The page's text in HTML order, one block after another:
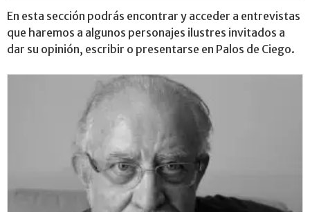
En esta sección podrás encontrar y acceder a entrevistas
que haremos a algunos personajes ilustres invitados a
dar su opinión, escribir o presentarse en Palos de Ciego.